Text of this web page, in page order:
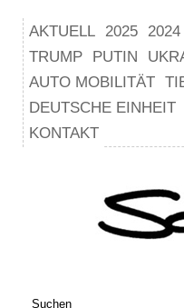
AKTUELL 2025 2024
TRUMP
PUTIN
AUTO MOBILITÄT
DEUTSCHE EINHEIT
KONTAKT
Suchen